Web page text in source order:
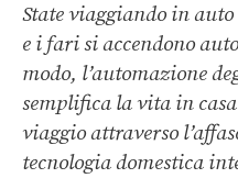
State viaggiando in
e i fari si accendono
modo, l’automazione
semplifica la vita in
viaggio attraverso
tecnologia domestica